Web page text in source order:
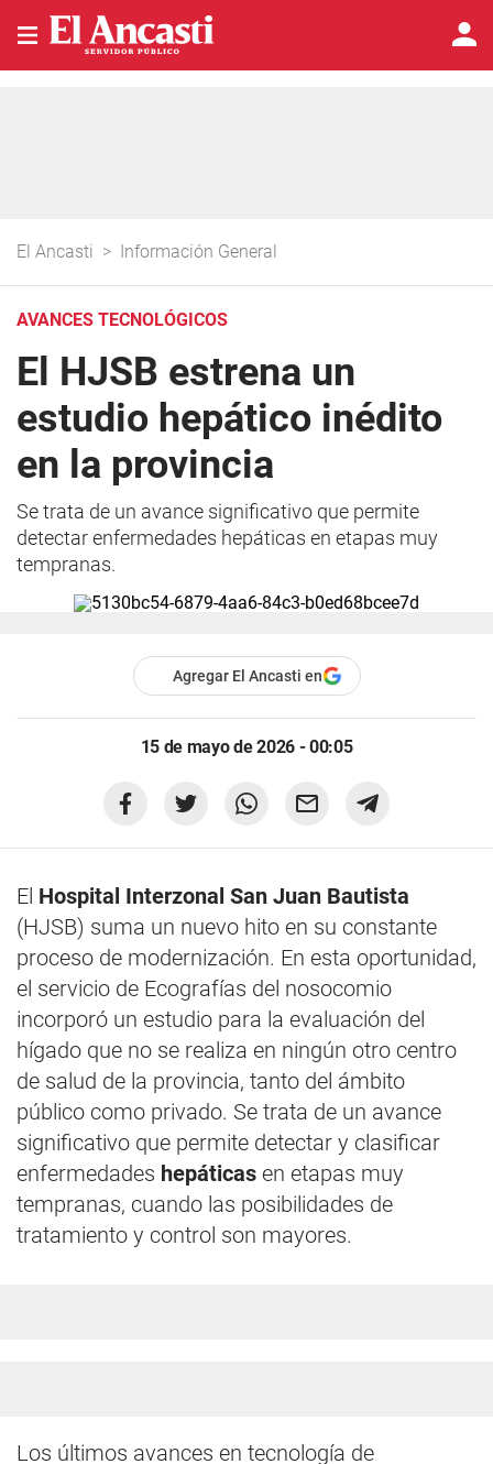
El Ancasti > Información General
AVANCES TECNOLÓGICOS
El HJSB estrena un
estudio hepático inédito
en la provincia
Se trata de un avance significativo que permite
detectar enfermedades hepáticas en etapas muy
tempranas.
Agregar El Ancasti en
15 de mayo de 2026 - 00:05
El Hospital Interzonal San Juan Bautista
(HJSB) suma un nuevo hito en su constante
proceso de modernización. En esta oportunidad,
el servicio de Ecografías del nosocomio
incorporó un estudio para la evaluación del
hígado que no se realiza en ningún otro centro
de salud de la provincia, tanto del ámbito
público como privado. Se trata de un avance
significativo que permite detectar y clasificar
enfermedades hepáticas en etapas muy
tempranas, cuando las posibilidades de
tratamiento y control son mayores.
Los últimos avances en tecnología de